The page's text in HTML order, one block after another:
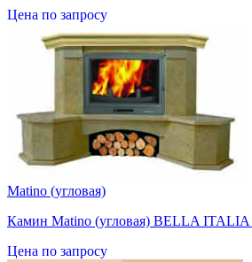
Цена по запросу
Matino (угловая)
Камин Matino (угловая) BELLA ITALIA
Цена по запросу